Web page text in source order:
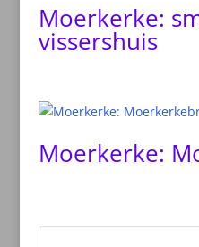
Moerkerke:
vissershuis
Moerkerke: